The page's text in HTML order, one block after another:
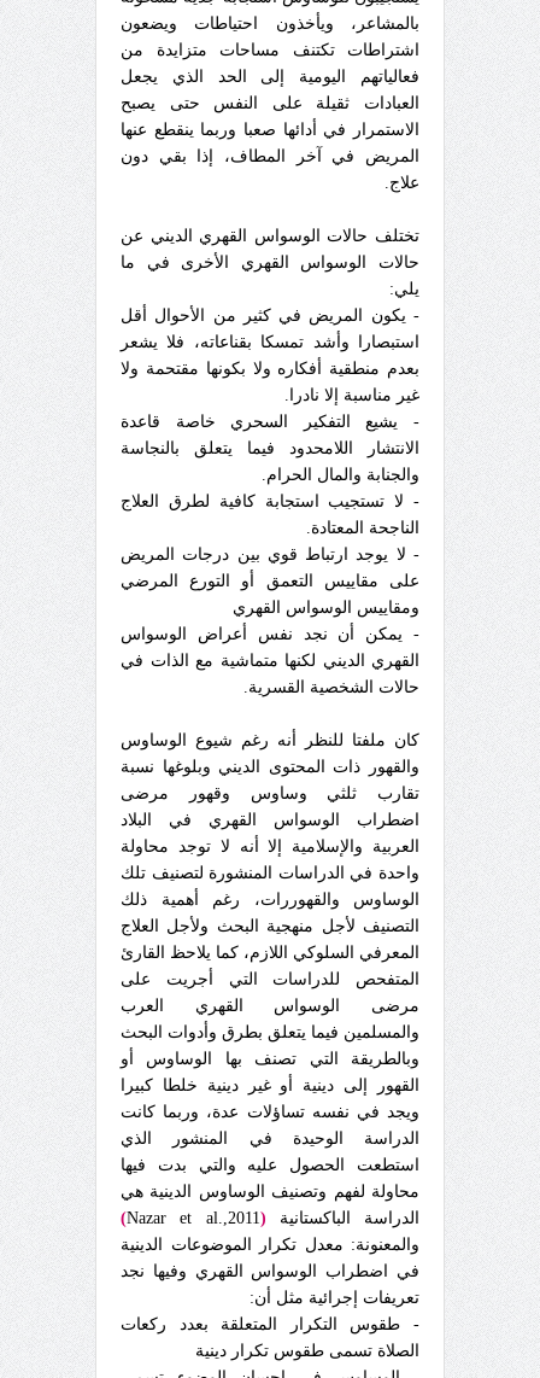
بالمشاعر، ويأخذون احتياطات ويضعون
اشتراطات تكتنف مساحات متزايدة من
فعالياتهم اليومية إلى الحد الذي يجعل
العبادات ثقيلة على النفس حتى يصبح
الاستمرار في أدائها صعبا وربما ينقطع عنها
المريض في آخر المطاف، إذا بقي دون
علاج.
تختلف حالات الوسواس القهري الديني عن
حالات الوسواس القهري الأخرى في ما
يلي:
- يكون المريض في كثير من الأحوال أقل
استبصارا وأشد تمسكا بقناعاته، فلا يشعر
بعدم منطقية أفكاره ولا بكونها مقتحمة ولا
غير مناسبة إلا نادرا.
- يشيع التفكير السحري خاصة قاعدة
الانتشار اللامحدود فيما يتعلق بالنجاسة
والجنابة والمال الحرام.
- لا تستجيب استجابة كافية لطرق العلاج
الناجحة المعتادة.
- لا يوجد ارتباط قوي بين درجات المريض
على مقاييس التعمق أو التورع المرضي
ومقاييس الوسواس القهري
- يمكن أن نجد نفس أعراض الوسواس
القهري الديني لكنها متماشية مع الذات في
حالات الشخصية القسرية.
كان ملفتا للنظر أنه رغم شيوع الوساوس
والقهور ذات المحتوى الديني وبلوغها نسبة
تقارب ثلثي وساوس وقهور مرضى
اضطراب الوسواس القهري في البلاد
العربية والإسلامية إلا أنه لا توجد محاولة
واحدة في الدراسات المنشورة لتصنيف تلك
الوساوس والقهوررات، رغم أهمية ذلك
التصنيف لأجل منهجية البحث ولأجل العلاج
المعرفي السلوكي اللازم، كما يلاحظ القارئ
المتفحص للدراسات التي أجريت على
مرضى الوسواس القهري العرب
والمسلمين فيما يتعلق بطرق وأدوات البحث
وبالطريقة التي تصنف بها الوساوس أو
القهور إلى دينية أو غير دينية خلطا كبيرا
ويجد في نفسه تساؤلات عدة، وربما كانت
الدراسة الوحيدة في المنشور الذي
استطعت الحصول عليه والتي بدت فيها
محاولة لفهم وتصنيف الوساوس الدينية هي
الدراسة الباكستانية (
Nazar et al.,2011
)
والمعنونة: معدل تكرار الموضوعات الدينية
في اضطراب الوسواس القهري وفيها نجد
تعريفات إجرائية مثل أن:
- طقوس التكرار المتعلقة بعدد ركعات
الصلاة تسمى طقوس تكرار دينية